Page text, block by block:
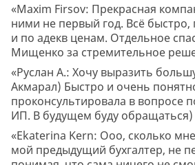
«Maxim Firsov: Прекрасная
ними не первый год. Всё
и по адекв ценам. Отдельное
Мищенко за стремительное
«Руслан А.: Хочу выразить
Акмарал) Быстро и очень
проконсультировала в вопросе
ИП. В будущем буду
«Ekaterina Kern: Ооо, сколько
мой предыдущий бухгалтер, не